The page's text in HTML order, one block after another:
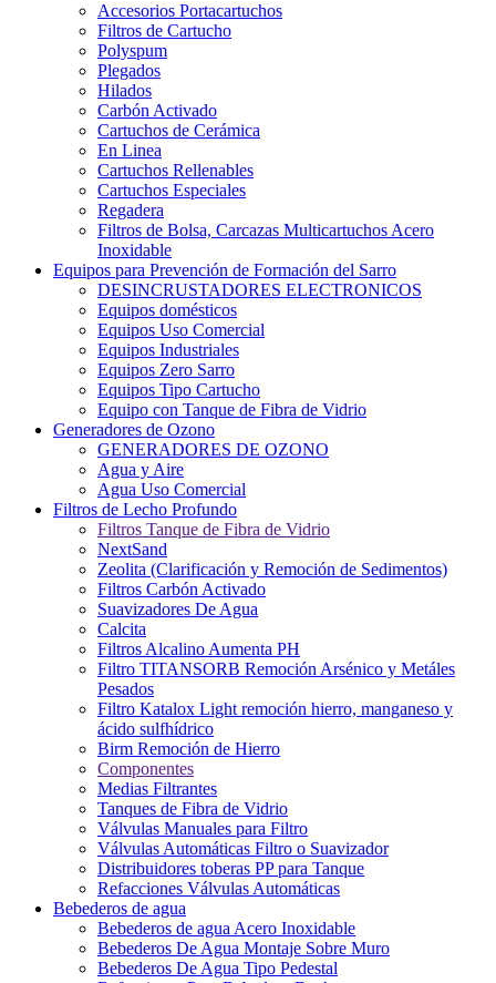
Accesorios Portacartuchos
Filtros de Cartucho
Polyspum
Plegados
Hilados
Carbón Activado
Cartuchos de Cerámica
En Linea
Cartuchos Rellenables
Cartuchos Especiales
Regadera
Filtros de Bolsa, Carcazas Multicartuchos Acero
Inoxidable
Equipos para Prevención de Formación del Sarro
DESINCRUSTADORES ELECTRONICOS
Equipos domésticos
Equipos Uso Comercial
Equipos Industriales
Equipos Zero Sarro
Equipos Tipo Cartucho
Equipo con Tanque de Fibra de Vidrio
Generadores de Ozono
GENERADORES DE OZONO
Agua y Aire
Agua Uso Comercial
Filtros de Lecho Profundo
Filtros Tanque de Fibra de Vidrio
NextSand
Zeolita (Clarificación y Remoción de Sedimentos)
Filtros Carbón Activado
Suavizadores De Agua
Calcita
Filtros Alcalino Aumenta PH
Filtro TITANSORB Remoción Arsénico y Metáles
Pesados
Filtro Katalox Light remoción hierro, manganeso y
ácido sulfhídrico
Birm Remoción de Hierro
Componentes
Medias Filtrantes
Tanques de Fibra de Vidrio
Válvulas Manuales para Filtro
Válvulas Automáticas Filtro o Suavizador
Distribuidores toberas PP para Tanque
Refacciones Válvulas Automáticas
Bebederos de agua
Bebederos de agua Acero Inoxidable
Bebederos De Agua Montaje Sobre Muro
Bebederos De Agua Tipo Pedestal